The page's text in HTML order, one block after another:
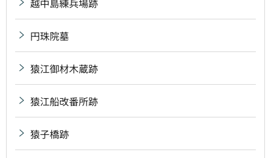
円珠院墓
猿江御材木蔵跡
猿江船改番所跡
猿子橋跡